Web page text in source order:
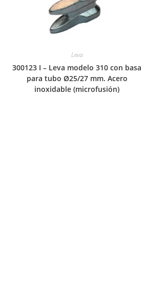
Leva
300123 I – Leva modelo 310 con basa
para tubo Ø25/27 mm. Acero
inoxidable (microfusión)